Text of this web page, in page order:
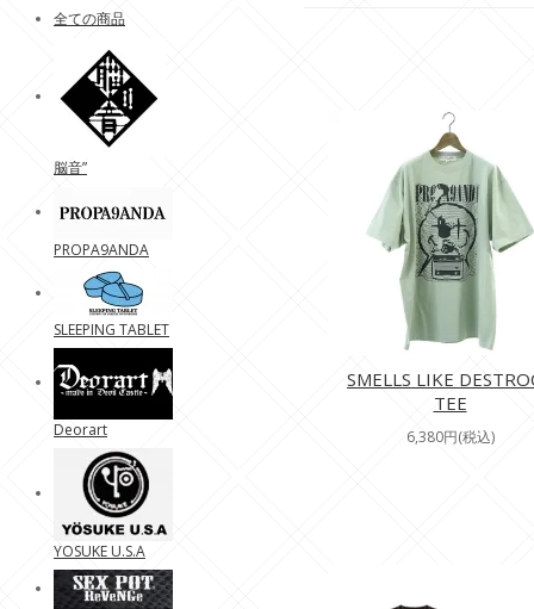
SMELLS LIKE
TEE
6,380円(税込)
全ての商品
脳音”
PROPA9ANDA
SLEEPING TABLET
Deorart
YOSUKE U.S.A